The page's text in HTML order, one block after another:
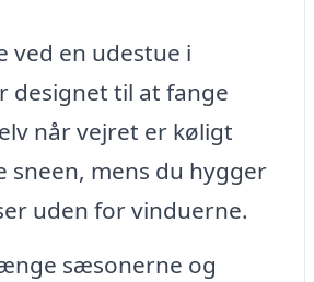
ved en udestue i
designet til at fange
når vejret er køligt
sneen, mens du hygger
uden for vinduerne.
sæsonerne og